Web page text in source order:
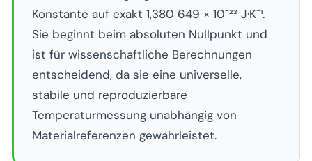
Konstante auf exakt 1,380 649 × 10⁻²³ J·K⁻¹.
Sie beginnt beim absoluten Nullpunkt und
ist für wissenschaftliche Berechnungen
entscheidend, da sie eine universelle,
stabile und reproduzierbare
Temperaturmessung unabhängig von
Materialreferenzen gewährleistet.